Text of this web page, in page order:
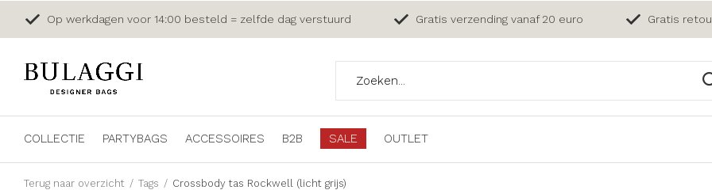
COLLECTIE PARTYBAGS ACCESSOIRES B2B SALE OUTLET
Op werkdagen voor 14:00 besteld = zelfde dag verstuurd Gratis verzending vanaf 20 euro Gratis
Terug naar overzicht Tags Crossbody tas Rockwell (licht grijs)